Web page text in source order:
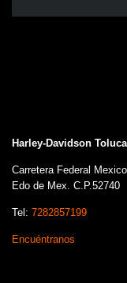
Harley-Davidson Toluca
Carretera Federal
Edo de Mex. C.P.52740
Tel: 7282857199
Encuéntranos